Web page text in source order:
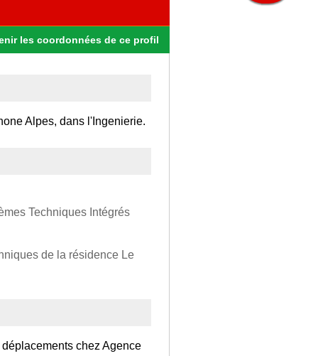
les coordonnées de ce profil
Alpes, dans l'Ingenierie.
Techniques Intégrés
de la résidence Le
chez Agence